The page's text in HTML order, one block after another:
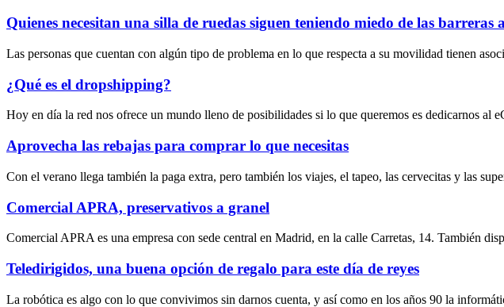
Quienes necesitan una silla de ruedas siguen teniendo miedo de las barreras
Las personas que cuentan con algún tipo de problema en lo que respecta a su movilidad tienen
¿Qué es el dropshipping?
Hoy en día la red nos ofrece un mundo lleno de posibilidades si lo que queremos es dedicarnos al
Aprovecha las rebajas para comprar lo que necesitas
Con el verano llega también la paga extra, pero también los viajes, el tapeo, las cervecitas y las
Comercial APRA, preservativos a granel
Comercial APRA es una empresa con sede central en Madrid, en la calle Carretas, 14. También
Teledirigidos, una buena opción de regalo para este día de reyes
La robótica es algo con lo que convivimos sin darnos cuenta, y así como en los años 90 la